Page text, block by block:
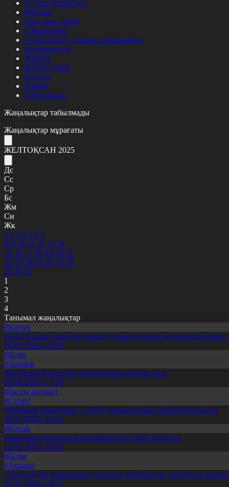
#«Таза Қазақстан»
#Қоғам
#Заң мен тәртіп
#Экономика
#«100 кітап» ұлттық сауалнамасы
#Референдум
#Оқиға
#EURO 2024
#Спорт
#Әлем
#Денсаулық
Жаңалықтар табылмады
Жаңалықтар мұрағаты
ЖЕЛТОҚСАН 2025
Дс
Сс
Ср
Бс
Жм
Сн
Жк
1 2 3 4 5 6 7
8 9 10 11 12 13 14
15 16 17 18 19 20 21
22 23 24 25 26 27 28
29 30 31
1
2
3
4
Танымал жаңалықтар
#Қоғам
Енді салалық дәрігерге қаралу үшін терапевт жолдамасы қажет
30.07.2026, 20:05
#Білім
#Aqparat
Жапондар Қазақстан өсімдіктерін зерттеп жүр
04.08.2026, 17:30
#Басты ақпарат
#Спорт
«Болашақ ойындары – 2026» халықаралық турнирі басталды
30.07.2026, 10:01
#Қоғам
Құрылтай сайлауына үміткерлердің тізімі бекітілді
13.07.2026, 20:03
#Білім
#Aqparat
«Тәуелсіздік ұрпақтары» грантын тағайындау жөніндегі
31.07.2026, 20:11